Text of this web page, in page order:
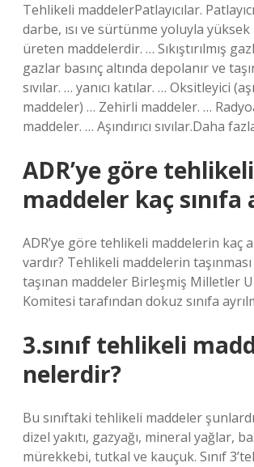
Tehlikeli maddelerPatlayıcılar.
darbe, ısı ve sürtünme yoluyla yüksek
üreten maddelerdir. … Sıkıştırılmış
gazlar basınç altında depolanır ve
sıvılar. … yanıcı katılar. … Oksitleyici
maddeler) … Zehirli maddeler. …
maddeler. … Aşındırıcı sıvılar.Daha
ADR’ye göre tehlikeli
maddeler kaç sınıfa
ADR’ye göre tehlikeli maddelerin kaç
vardır? Tehlikeli maddelerin taşınması
taşınan maddeler Birleşmiş Milletler
Komitesi tarafından dokuz sınıfa
3.sınıf tehlikeli
nelerdir?
Bu sınıftaki tehlikeli maddeler
dizel yakıtı, gazyağı, mineral yağlar,
mürekkebi, tutkal ve kauçuk. Sınıf 3’teki